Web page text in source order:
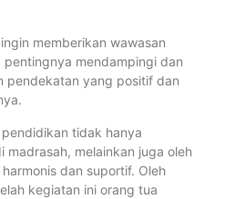
memberikan wawasan
mendampingi dan
pendekatan yang positif dan
tidak hanya
melainkan juga oleh
dan suportif. Oleh
kegiatan ini orang tua